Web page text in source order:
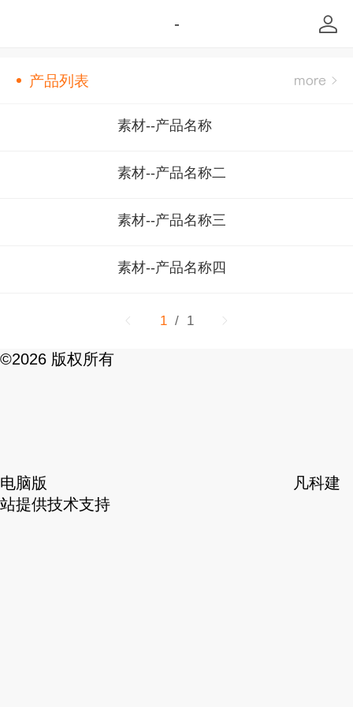
-
产品列表
素材--产品名称
素材--产品名称二
素材--产品名称三
素材--产品名称四
1 / 1
©2026 版权所有
电脑版
凡科建
站提供技术支持